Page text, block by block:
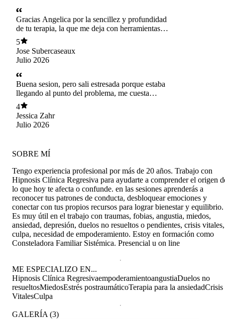
Gracias Angelica por la sencillez y profundidad
de tu terapia, la que me deja con herramientas
para continuar mi caminar en consecuencia
conmigo mismo, muy agradecido.😃👍👏🏻
👏🏻
5
Jose Subercaseaux
Julio 2026
Buena sesion, pero sali estresada porque estaba
llegando al punto del problema, me cuesta
enfrentarme a el pero sigo sin identificarllo
4
Jessica Zahr
Julio 2026
SOBRE MÍ
Tengo experiencia profesional por más de 20 años. Trabajo con
Hipnosis Clínica Regresiva para ayudarte a comprender el origen
lo que hoy te afecta o confunde. en las sesiones aprenderás a
reconocer tus patrones de conducta, desbloquear emociones y
conectar con tus propios recursos para lograr bienestar y equilibrio.
Es muy útil en el trabajo con traumas, fobias, angustia, miedos,
ansiedad, depresión, duelos no resueltos o pendientes, crisis vitales,
culpa, necesidad de empoderamiento. Estoy en formación como
Consteladora Familiar Sistémica. Presencial u on line
ME ESPECIALIZO EN...
Hipnosis Clínica RegresivaempoderamientoangustiaDuelos no
resueltosMiedosEstrés postraumáticoTerapia para la ansiedadCrisis
VitalesCulpa
GALERÍA (3)